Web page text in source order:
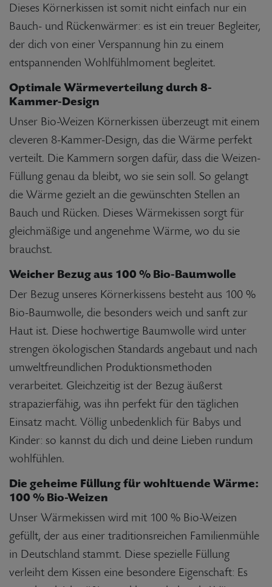
Dieses Körnerkissen ist somit nicht einfach nur ein
Bauch- und Rückenwärmer: es ist ein treuer Begleiter,
der dich von einer Verspannung hin zu einem
entspannenden Wohlfühlmoment begleitet.
Optimale Wärmeverteilung durch 8-
Kammer-Design
Unser Bio-Weizen Körnerkissen überzeugt mit einem
cleveren 8-Kammer-Design, das die Wärme perfekt
verteilt. Die Kammern sorgen dafür, dass die Weizen-
Füllung genau da bleibt, wo sie sein soll. So gelangt
die Wärme gezielt an die gewünschten Stellen an
Bauch und Rücken. Dieses Wärmekissen sorgt für
gleichmäßige und angenehme Wärme, wo du sie
brauchst.
Weicher Bezug aus 100 % Bio-Baumwolle
Der Bezug unseres Körnerkissens besteht aus 100 %
Bio-Baumwolle, die besonders weich und sanft zur
Haut ist. Diese hochwertige Baumwolle wird unter
strengen ökologischen Standards angebaut und nach
umweltfreundlichen Produktionsmethoden
verarbeitet. Gleichzeitig ist der Bezug äußerst
strapazierfähig, was ihn perfekt für den täglichen
Einsatz macht. Völlig unbedenklich für Babys und
Kinder: so kannst du dich und deine Lieben rundum
wohlfühlen.
Die geheime Füllung für wohltuende Wärme:
100 % Bio-Weizen
Unser Wärmekissen wird mit 100 % Bio-Weizen
gefüllt, der aus einer traditionsreichen Familienmühle
in Deutschland stammt. Diese spezielle Füllung
verleiht dem Kissen eine besondere Eigenschaft: Es